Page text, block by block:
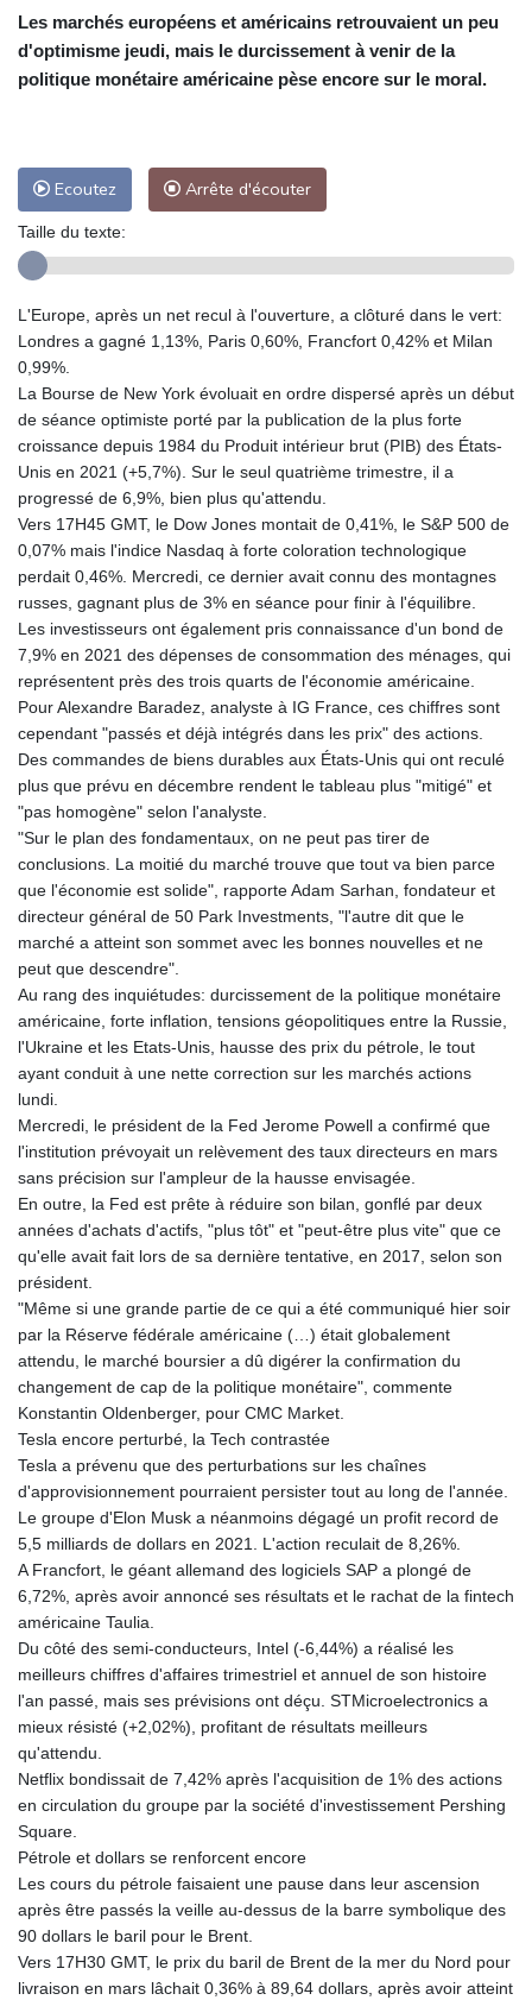
Les marchés européens et américains retrouvaient un peu
d'optimisme jeudi, mais le durcissement à venir de la
politique monétaire américaine pèse encore sur le moral.
Ecoutez Arrête d'écouter
Taille du texte:
L'Europe, après un net recul à l'ouverture, a clôturé dans le vert:
Londres a gagné 1,13%, Paris 0,60%, Francfort 0,42% et Milan
0,99%.
La Bourse de New York évoluait en ordre dispersé après un début
de séance optimiste porté par la publication de la plus forte
croissance depuis 1984 du Produit intérieur brut (PIB) des États-
Unis en 2021 (+5,7%). Sur le seul quatrième trimestre, il a
progressé de 6,9%, bien plus qu'attendu.
Vers 17H45 GMT, le Dow Jones montait de 0,41%, le S&P 500 de
0,07% mais l'indice Nasdaq à forte coloration technologique
perdait 0,46%. Mercredi, ce dernier avait connu des montagnes
russes, gagnant plus de 3% en séance pour finir à l'équilibre.
Les investisseurs ont également pris connaissance d'un bond de
7,9% en 2021 des dépenses de consommation des ménages, qui
représentent près des trois quarts de l'économie américaine.
Pour Alexandre Baradez, analyste à IG France, ces chiffres sont
cependant "passés et déjà intégrés dans les prix" des actions.
Des commandes de biens durables aux États-Unis qui ont reculé
plus que prévu en décembre rendent le tableau plus "mitigé" et
"pas homogène" selon l'analyste.
"Sur le plan des fondamentaux, on ne peut pas tirer de
conclusions. La moitié du marché trouve que tout va bien parce
que l'économie est solide", rapporte Adam Sarhan, fondateur et
directeur général de 50 Park Investments, "l'autre dit que le
marché a atteint son sommet avec les bonnes nouvelles et ne
peut que descendre".
Au rang des inquiétudes: durcissement de la politique monétaire
américaine, forte inflation, tensions géopolitiques entre la Russie,
l'Ukraine et les Etats-Unis, hausse des prix du pétrole, le tout
ayant conduit à une nette correction sur les marchés actions
lundi.
Mercredi, le président de la Fed Jerome Powell a confirmé que
l'institution prévoyait un relèvement des taux directeurs en mars
sans précision sur l'ampleur de la hausse envisagée.
En outre, la Fed est prête à réduire son bilan, gonflé par deux
années d'achats d'actifs, "plus tôt" et "peut-être plus vite" que ce
qu'elle avait fait lors de sa dernière tentative, en 2017, selon son
président.
"Même si une grande partie de ce qui a été communiqué hier soir
par la Réserve fédérale américaine (…) était globalement
attendu, le marché boursier a dû digérer la confirmation du
changement de cap de la politique monétaire", commente
Konstantin Oldenberger, pour CMC Market.
Tesla encore perturbé, la Tech contrastée
Tesla a prévenu que des perturbations sur les chaînes
d'approvisionnement pourraient persister tout au long de l'année.
Le groupe d'Elon Musk a néanmoins dégagé un profit record de
5,5 milliards de dollars en 2021. L'action reculait de 8,26%.
A Francfort, le géant allemand des logiciels SAP a plongé de
6,72%, après avoir annoncé ses résultats et le rachat de la fintech
américaine Taulia.
Du côté des semi-conducteurs, Intel (-6,44%) a réalisé les
meilleurs chiffres d'affaires trimestriel et annuel de son histoire
l'an passé, mais ses prévisions ont déçu. STMicroelectronics a
mieux résisté (+2,02%), profitant de résultats meilleurs
qu'attendu.
Netflix bondissait de 7,42% après l'acquisition de 1% des actions
en circulation du groupe par la société d'investissement Pershing
Square.
Pétrole et dollars se renforcent encore
Les cours du pétrole faisaient une pause dans leur ascension
après être passés la veille au-dessus de la barre symbolique des
90 dollars le baril pour le Brent.
Vers 17H30 GMT, le prix du baril de Brent de la mer du Nord pour
livraison en mars lâchait 0,36% à 89,64 dollars, après avoir atteint